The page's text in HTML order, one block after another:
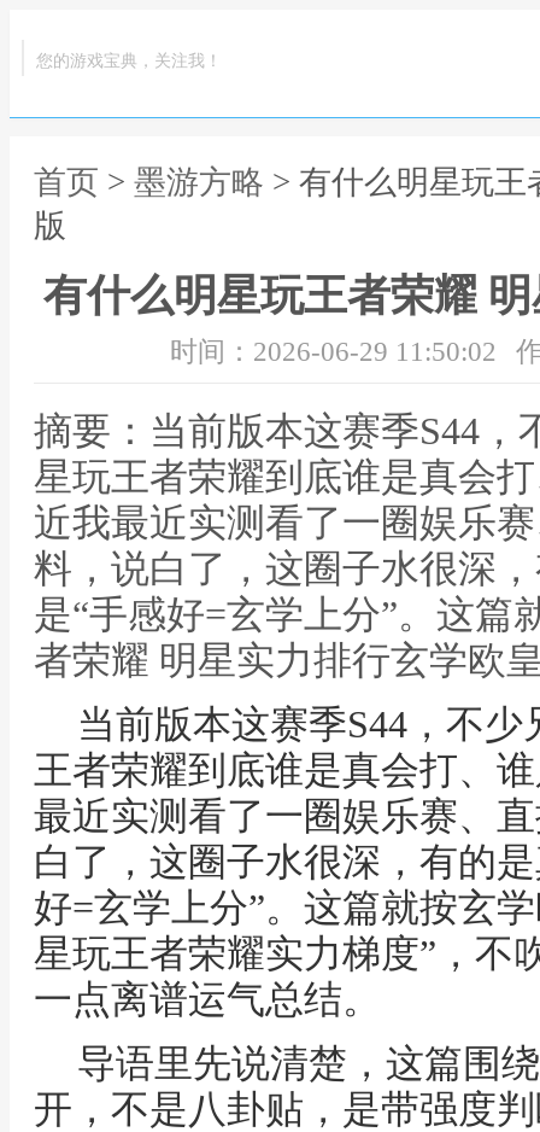
您的游戏宝典，关注我！
首页 > 墨游方略 > 有什么明星玩
版
有什么明星玩王者荣耀
时间：2026-06-29 11:50:02
摘要：当前版本这赛季S44
星玩王者荣耀到底谁是真会
近我最近实测看了一圈娱乐
料，说白了，这圈子水很深
是“手感好=玄学上分”。这篇
者荣耀 明星实力排行玄学欧
当前版本这赛季S44，不
王者荣耀到底谁是真会打、
最近实测看了一圈娱乐赛、
白了，这圈子水很深，有的
好=玄学上分”。这篇就按玄
星玩王者荣耀实力梯度”，不
一点离谱运气总结。
导语里先说清楚，这篇围
开，不是八卦贴，是带强度